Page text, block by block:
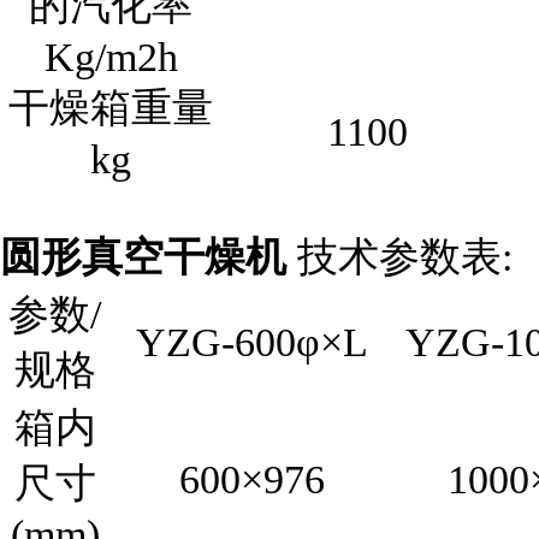
Kg/m2h
干燥箱重量
kg
1100
圆形真空干燥机技术参数表:
参数/
规格
YZG-600φ×L
YZG-
箱内
尺寸
600×976